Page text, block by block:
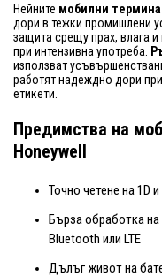
Нейните мобилни
дори в тежки промишлени
защита срещу прах, влага
при интензивна употреба.
използват
работят надеждно дори
етикети.
Предимства на
Honeywell
Точно четене на 1D
Бърза обработка на
Bluetooth или LTE
Дълъг живот на